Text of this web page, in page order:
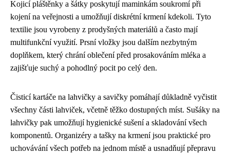
Kojicí pláštěnky a šátky poskytují maminkám soukromí při
kojení na veřejnosti a umožňují diskrétní krmení kdekoli. Tyto
textilie jsou vyrobeny z prodyšných materiálů a často mají
multifunkční využití. Prsní vložky jsou dalším nezbytným
doplňkem, který chrání oblečení před prosakováním mléka a
zajišťuje suchý a pohodlný pocit po celý den.
Čisticí kartáče na lahvičky a savičky pomáhají důkladně vyčistit
všechny části lahviček, včetně těžko dostupných míst. Sušáky na
lahvičky pak umožňují hygienické sušení a skladování všech
komponentů. Organizéry a tašky na krmení jsou praktické pro
uchovávání všech potřeb na jednom místě a usnadňují přepravu